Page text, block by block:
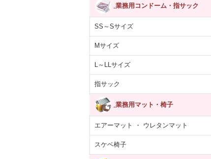
業務用コンドーム・指サック
SS～Sサイズ
Mサイズ
L～LLサイズ
指サック
業務用マット・椅子
エアーマット ・ ウレタンマット
スケベ椅子